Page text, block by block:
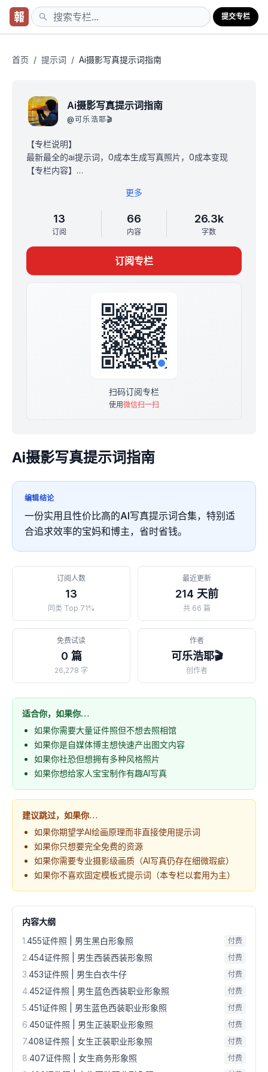
提交专栏
首页 / 提示词 / Ai摄影写真提示词指南
Ai摄影写真提示词指南
@可乐浩耶🎬
【专栏说明】
最新最全的ai提示词，0成本生成写真照片，0成本变现
【专栏内容】
- 宝妈/职场人：没时间去拍照，又想发点好看的照片
- 社恐人士：镜头尴尬症，无需任何现实社交
- Cosplay：想看看变成某个角色或某种风格的样子
- 自媒体博主：需要大量照片发内容
原价299元，限时优惠价29.9元永久买断，满30人恢复原
购买后加Vx: Colalo66，找可乐进群，备注小报童，送一
年的学员交流群+珍藏工具百科
更多
13
订阅
66
内容
26.3k
字数
订阅专栏
扫码订阅专栏
使用微信扫一扫
Ai摄影写真提示词指南
编辑结论
一份实用且性价比高的AI写真提示词合集，特别适
合追求效率的宝妈和博主，省时省钱。
订阅人数
13
同类 Top 71%
最近更新
214 天前
共 66 篇
免费试读
0 篇
26,278 字
作者
可乐浩耶🎬
创作者
适合你，如果你…
如果你需要大量证件照但不想去照相馆
如果你是自媒体博主想快速产出图文内容
如果你社恐但想拥有多种风格照片
如果你想给家人宝宝制作有趣AI写真
建议跳过，如果你…
如果你期望学AI绘画原理而非直接使用提示词
如果你只想要完全免费的资源
如果你需要专业摄影级画质（AI写真仍存在细微瑕疵）
如果你不喜欢固定模板式提示词（本专栏以套用为主）
内容大纲
1.455证件照 | 男生黑白形象照 付费
2.454证件照 | 男生西装西装形象照 付费
3.453证件照 | 男生白衣牛仔 付费
4.452证件照 | 男生蓝色西装职业形象照 付费
5.451证件照 | 男生蓝色西装职业形象照 付费
6.450证件照 | 男生正装职业形象照 付费
7.408证件照 | 女生正装职业形象照 付费
8.407证件照 | 女生商务形象照 付费